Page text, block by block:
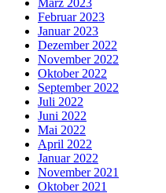
März 2023
Februar 2023
Januar 2023
Dezember 2022
November 2022
Oktober 2022
September 2022
Juli 2022
Juni 2022
Mai 2022
April 2022
Januar 2022
November 2021
Oktober 2021